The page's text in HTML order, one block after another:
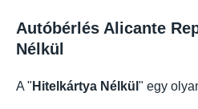
Autóbérlés Alicante
Nélkül
A " Hitelkártya Nélkül " egy